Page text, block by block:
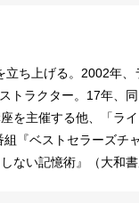
ち上げる。2002年、
トラクター。17年、
を主催する他、「ラ
『ベストセラーズチ
ない記憶術』（大和書